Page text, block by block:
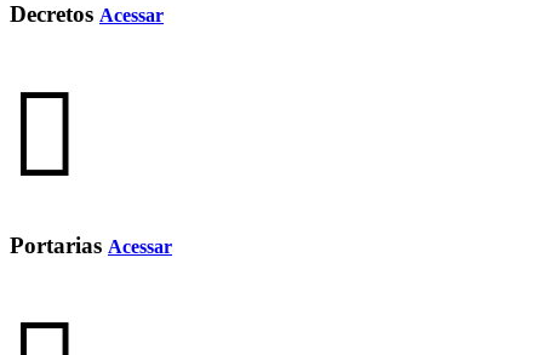
Decretos Acessar
Portarias Acessar